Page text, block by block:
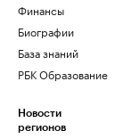
Финансы
Биографии
База знаний
РБК Образование
Новости
регионов